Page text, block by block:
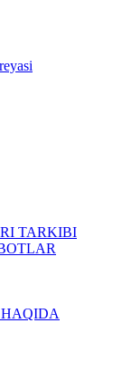
TARKIBI